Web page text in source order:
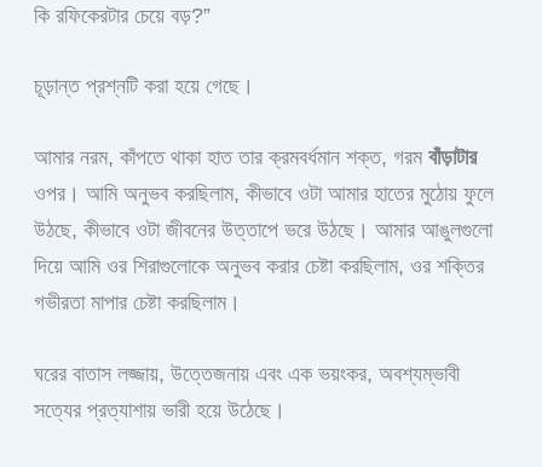
কি রফিকেরটার চেয়ে বড়?”
চূড়ান্ত প্রশ্নটি করা হয়ে গেছে।
আমার নরম, কাঁপতে থাকা হাত তার ক্রমবর্ধমান শক্ত, গরম বাঁড়াটার
ওপর। আমি অনুভব করছিলাম, কীভাবে ওটা আমার হাতের মুঠোয় ফুলে
উঠছে, কীভাবে ওটা জীবনের উত্তাপে ভরে উঠছে। আমার আঙুলগুলো
দিয়ে আমি ওর শিরাগুলোকে অনুভব করার চেষ্টা করছিলাম, ওর শক্তির
গভীরতা মাপার চেষ্টা করছিলাম।
ঘরের বাতাস লজ্জায়, উত্তেজনায় এবং এক ভয়ংকর, অবশ্যম্ভাবী
সত্যের প্রত্যাশায় ভারী হয়ে উঠেছে।